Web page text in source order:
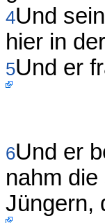
4Und
hier in
5Und er
6Und er
nahm
Jüngern,